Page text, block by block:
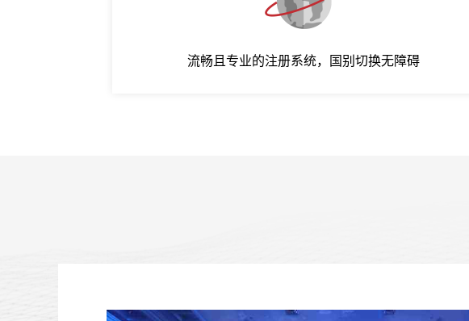
流畅且专业的注册系统，国别切换无障碍